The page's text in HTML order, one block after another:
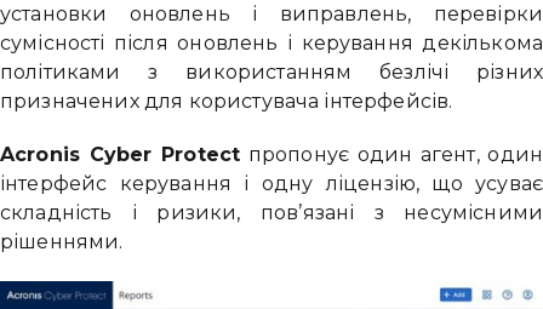
установки оновлень і виправлень, перевірки
сумісності після оновлень і керування декількома
політиками з використанням безлічі різних
призначених для користувача інтерфейсів.
Acronis Cyber ​​Protect пропонує один агент, один
інтерфейс керування і одну ліцензію, що усуває
складність і ризики, пов’язані з несумісними
рішеннями.